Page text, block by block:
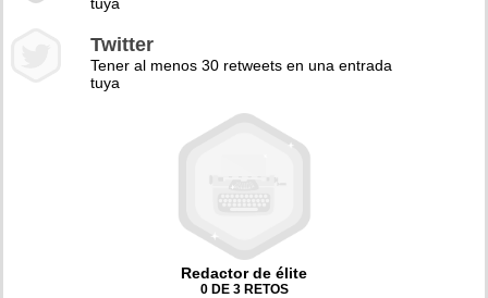
Twitter
Tener al menos 30 retweets en una entrada
tuya
Redactor de élite
0 DE 3 RETOS